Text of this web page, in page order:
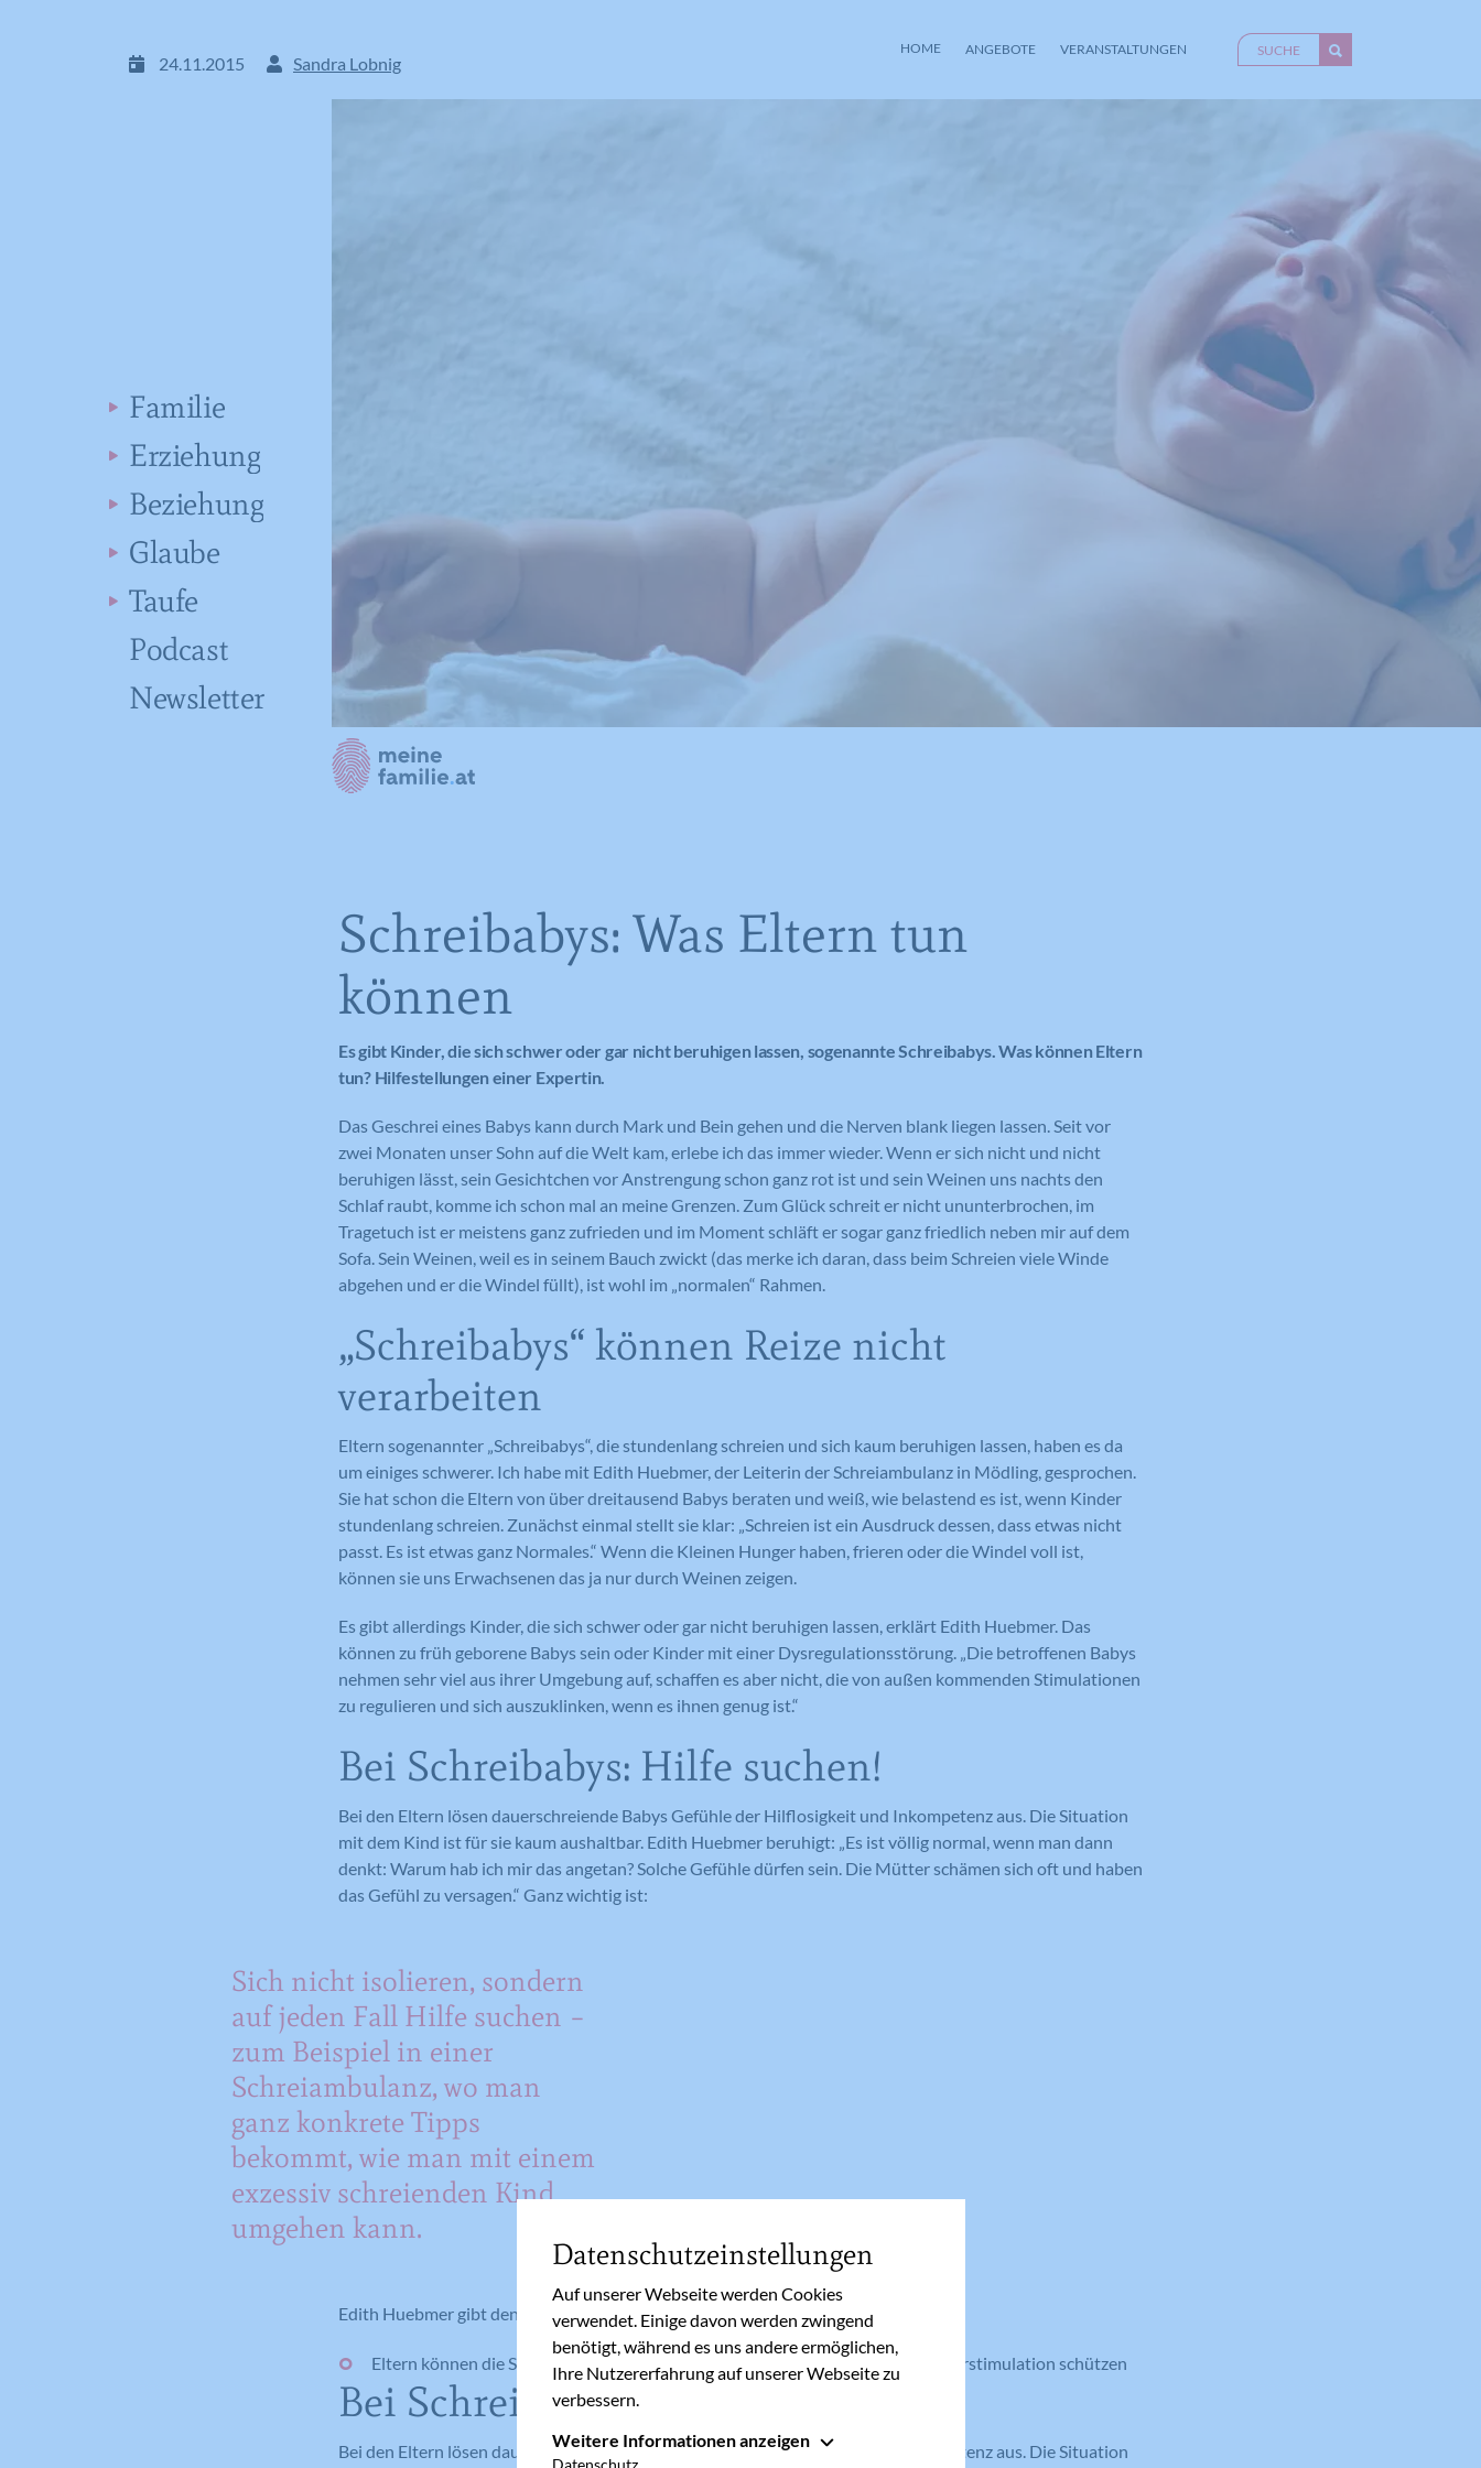
HOME ANGEBOTE VERANSTALTUNGEN
24.11.2015 Sandra Lobnig
Familie
Erziehung
Beziehung
Glaube
Taufe
Podcast
Newsletter
Schreibabys: Was Eltern tun
können
Es gibt Kinder, die sich schwer oder gar nicht beruhigen lassen, sogenannte Schreibabys. Was können Eltern
tun? Hilfestellungen einer Expertin.
Das Geschrei eines Babys kann durch Mark und Bein gehen und die Nerven blank liegen lassen. Seit vor
zwei Monaten unser Sohn auf die Welt kam, erlebe ich das immer wieder. Wenn er sich nicht und nicht
beruhigen lässt, sein Gesichtchen vor Anstrengung schon ganz rot ist und sein Weinen uns nachts den
Schlaf raubt, komme ich schon mal an meine Grenzen. Zum Glück schreit er nicht ununterbrochen, im
Tragetuch ist er meistens ganz zufrieden und im Moment schläft er sogar ganz friedlich neben mir auf dem
Sofa. Sein Weinen, weil es in seinem Bauch zwickt (das merke ich daran, dass beim Schreien viele Winde
abgehen und er die Windel füllt), ist wohl im „normalen“ Rahmen.
„Schreibabys“ können Reize nicht
verarbeiten
Eltern sogenannter „Schreibabys“, die stundenlang schreien und sich kaum beruhigen lassen, haben es da
um einiges schwerer. Ich habe mit Edith Huebmer, der Leiterin der Schreiambulanz in Mödling, gesprochen.
Sie hat schon die Eltern von über dreitausend Babys beraten und weiß, wie belastend es ist, wenn Kinder
stundenlang schreien. Zunächst einmal stellt sie klar: „Schreien ist ein Ausdruck dessen, dass etwas nicht
passt. Es ist etwas ganz Normales.“ Wenn die Kleinen Hunger haben, frieren oder die Windel voll ist,
können sie uns Erwachsenen das ja nur durch Weinen zeigen.
Es gibt allerdings Kinder, die sich schwer oder gar nicht beruhigen lassen, erklärt Edith Huebmer. Das
können zu früh geborene Babys sein oder Kinder mit einer Dysregulationsstörung. „Die betroffenen Babys
nehmen sehr viel aus ihrer Umgebung auf, schaffen es aber nicht, die von außen kommenden Stimulationen
zu regulieren und sich auszuklinken, wenn es ihnen genug ist.“
Bei Schreibabys: Hilfe suchen!
Bei den Eltern lösen dauerschreiende Babys Gefühle der Hilflosigkeit und Inkompetenz aus. Die Situation
mit dem Kind ist für sie kaum aushaltbar. Edith Huebmer beruhigt: „Es ist völlig normal, wenn man dann
denkt: Warum hab ich mir das angetan? Solche Gefühle dürfen sein. Die Mütter schämen sich oft und haben
das Gefühl zu versagen.“ Ganz wichtig ist:
Sich nicht isolieren, sondern
auf jeden Fall Hilfe suchen –
zum Beispiel in einer
Schreiambulanz, wo man
ganz konkrete Tipps
bekommt, wie man mit einem
exzessiv schreienden Kind
umgehen kann.
Edith Huebmer gibt den Eltern unter anderem diese Ratschläge mit auf den Weg:
Eltern können die Signale ihres Babys verstehen lernen und müssen es vor Überstimulation schützen
Bei Schreibabys: Hilfe suchen!
Bei den Eltern lösen dauerschreiende Babys Gefühle der Hilflosigkeit und Inkompetenz aus. Die Situation
Datenschutzeinstellungen
Auf unserer Webseite werden Cookies
verwendet. Einige davon werden zwingend
benötigt, während es uns andere ermöglichen,
Ihre Nutzererfahrung auf unserer Webseite zu
verbessern.
Essenziell
Weitere Informationen anzeigen
Datenschutz